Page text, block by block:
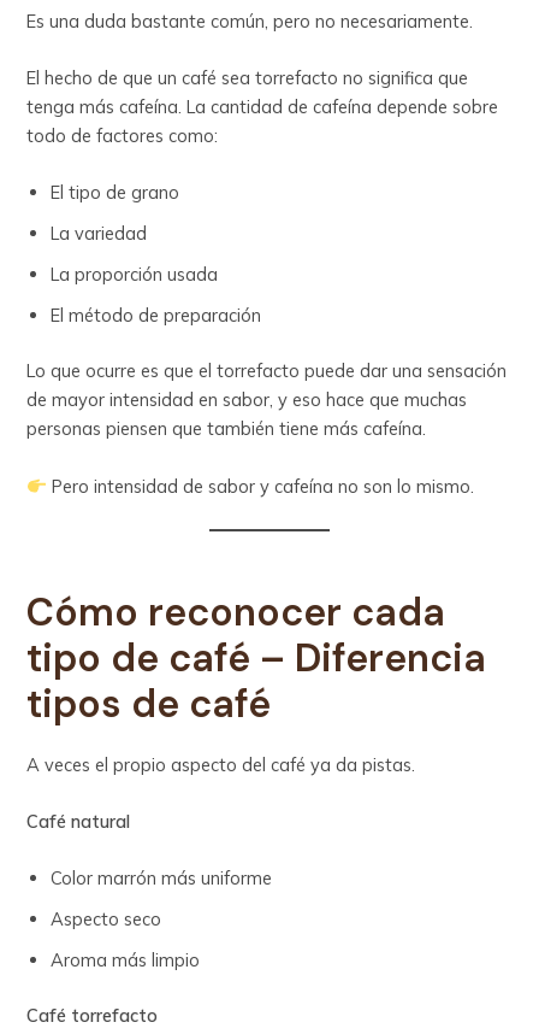
Es una duda bastante común, pero no necesariamente.
El hecho de que un café sea torrefacto no significa que
tenga más cafeína. La cantidad de cafeína depende sobre
todo de factores como:
El tipo de grano
La variedad
La proporción usada
El método de preparación
Lo que ocurre es que el torrefacto puede dar una sensación
de mayor intensidad en sabor, y eso hace que muchas
personas piensen que también tiene más cafeína.
Pero intensidad de sabor y cafeína no son lo mismo.
Cómo reconocer cada
tipo de café – Diferencia
tipos de café
A veces el propio aspecto del café ya da pistas.
Café natural
Color marrón más uniforme
Aspecto seco
Aroma más limpio
Café torrefacto